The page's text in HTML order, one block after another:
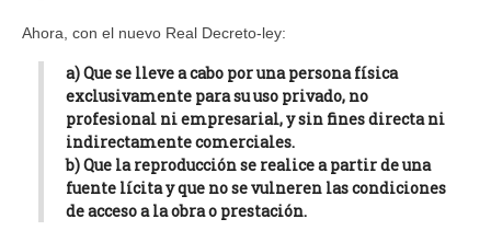
Ahora, con el nuevo Real Decreto-ley:
a) Que se lleve a cabo por una persona física
exclusivamente para su uso privado, no
profesional ni empresarial, y sin fines directa ni
indirectamente comerciales.
b) Que la reproducción se realice a partir de una
fuente lícita y que no se vulneren las condiciones
de acceso a la obra o prestación.